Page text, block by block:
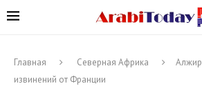
Главная Северная Африка Алжир
извинений от Франции